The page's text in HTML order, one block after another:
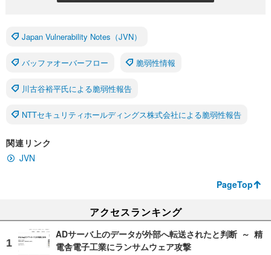
Japan Vulnerability Notes（JVN）
バッファオーバーフロー 脆弱性情報
川古谷裕平氏による脆弱性報告
NTTセキュリティホールディングス株式会社による脆弱性報告
関連リンク
JVN
PageTop
アクセスランキング
ADサーバ上のデータが外部へ転送されたと判断 ～ 精
電舎電子工業にランサムウェア攻撃